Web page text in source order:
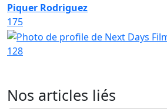
Piquer Rodriguez
175
128
Nos articles liés